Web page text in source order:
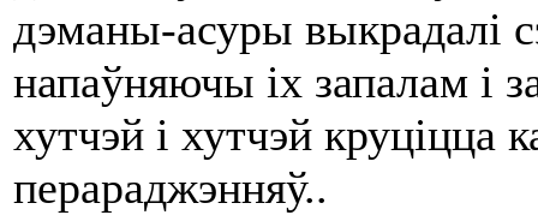
дэманы-асуры выкрадалі
напаўняючы іх запалам і
хутчэй і хутчэй круціцца
перараджэнняў..